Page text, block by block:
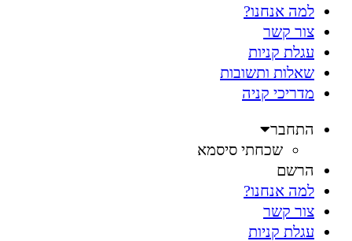
למה אנחנו?
צור קשר
עגלת קניות
שאלות ותשובות
מדריכי קניה
התחבר
שכחתי סיסמא
הרשם
למה אנחנו?
צור קשר
עגלת קניות